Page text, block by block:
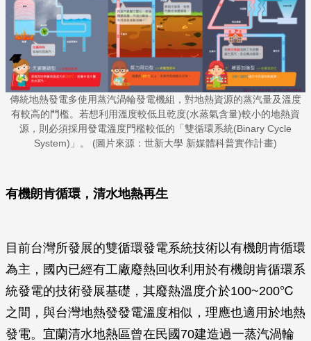
傳統地熱發電多使用蒸汽渦輪發電機組，對地熱資源的蒸汽量及溫度
有較高的門檻。若想利用溫度較低且乾度(水蒸氣含量)較小的地熱資
源，則必須採用發電溫度門檻較低的「雙循環系統(Binary Cycle
System)」。 (圖片來源：世新大學 新媒體科普實作計畫)
有機朗肯循環，清水地熱再生
目前台灣所發展的雙循環發電系統技術以有機朗肯循環
為主，國內已經有工廠廢熱回收利用於有機朗肯循環系
統發電的技術發展基礎，其廢熱溫度介於100~200℃
之間，與台灣地熱發發電溫度相似，理應也適用於地熱
發電。宜蘭清水地熱區曾在民國70建造過一蒸汽渦輪